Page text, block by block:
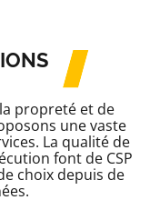
propreté et de
une vaste
La qualité de
font de CSP
choix depuis de